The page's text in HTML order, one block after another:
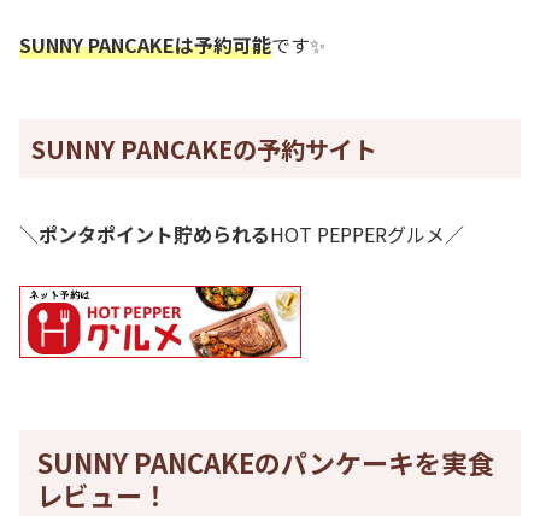
SUNNY PANCAKEは予約可能です✨
SUNNY PANCAKEの予約サイト
＼ポンタポイント貯められるHOT PEPPERグルメ／
SUNNY PANCAKEのパンケーキを実食
レビュー！